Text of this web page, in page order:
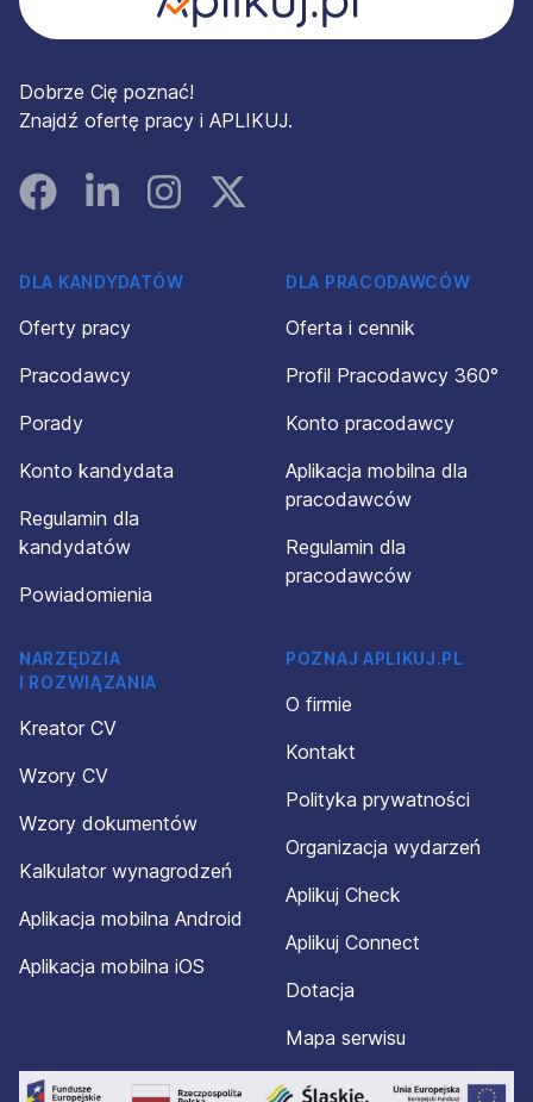
Dobrze Cię poznać!
Znajdź ofertę pracy i APLIKUJ.
FacebookLinked InInstagramInstagram
DLA KANDYDATÓW
Oferty pracy
Pracodawcy
Porady
Konto kandydata
Regulamin dla
kandydatów
Powiadomienia
DLA PRACODAWCÓW
Oferta i cennik
Profil Pracodawcy 360°
Konto pracodawcy
Aplikacja mobilna dla
pracodawców
Regulamin dla
pracodawców
NARZĘDZIA
I ROZWIĄZANIA
Kreator CV
Wzory CV
Wzory dokumentów
Kalkulator wynagrodzeń
Aplikacja mobilna Android
Aplikacja mobilna iOS
POZNAJ APLIKUJ.PL
O firmie
Kontakt
Polityka prywatności
Organizacja wydarzeń
Aplikuj Check
Aplikuj Connect
Dotacja
Mapa serwisu